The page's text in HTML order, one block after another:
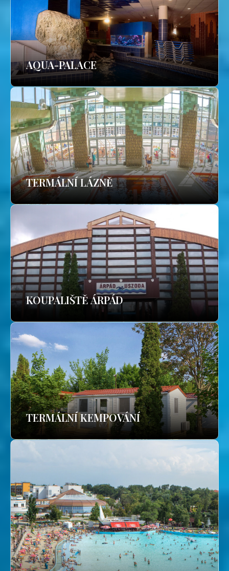
AQUA-PALACE
TERMÁLNÍ LÁZNĚ
KOUPALIŠTĚ ÁRPÁD
TERMÁLNÍ KEMPOVÁNÍ